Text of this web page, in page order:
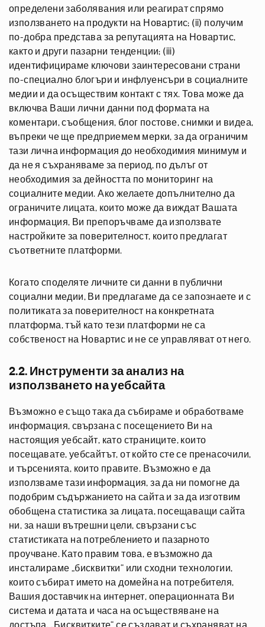
определени заболявания или реагират спрямо
използването на продукти на Новартис; (ii) получим
по-добра представа за репутацията на Новартис,
както и други пазарни тенденции; (iii)
идентифицираме ключови заинтересовани страни
по-специално блогъри и инфлуенсъри в социалните
медии и да осъществим контакт с тях. Това може да
включва Ваши лични данни под формата на
коментари, съобщения, блог постове, снимки и видеа,
въпреки че ще предприемем мерки, за да ограничим
тази лична информация до необходимия минимум и
да не я съхраняваме за период, по дълъг от
необходимия за дейността по мониторинг на
социалните медии. Ако желаете допълнително да
ограничите лицата, които може да виждат Вашата
информация, Ви препоръчваме да използвате
настройките за поверителност, които предлагат
съответните платформи.
Когато споделяте личните си данни в публични
социални медии, Ви предлагаме да се запознаете и с
политиката за поверителност на конкретната
платформа, тъй като тези платформи не са
собственост на Новартис и не се управляват от него.
2.2. Инструменти за анализ на
използването на уебсайта
Възможно е също така да събираме и обработваме
информация, свързана с посещението Ви на
настоящия уебсайт, като страниците, които
посещавате, уебсайтът, от който сте се пренасочили,
и търсенията, които правите. Възможно е да
използваме тази информация, за да ни помогне да
подобрим съдържанието на сайта и за да изготвим
обобщена статистика за лицата, посещаващи сайта
ни, за наши вътрешни цели, свързани със
статистиката на потреблението и пазарното
проучване. Като правим това, е възможно да
инсталираме „бисквитки“ или сходни технологии,
които събират името на домейна на потребителя,
Вашия доставчик на интернет, операционната Ви
система и датата и часа на осъществяване на